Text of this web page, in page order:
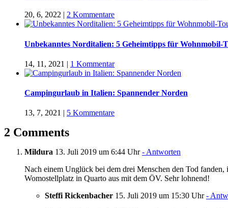
20, 6, 2022 | 2 Kommentare
Unbekanntes Norditalien: 5 Geheimtipps für Wohnmobil-
14, 11, 2021 | 1 Kommentar
Campingurlaub in Italien: Spannender Norden
13, 7, 2021 | 5 Kommentare
2 Comments
Mildura 13. Juli 2019 um 6:44 Uhr- Antworten
Nach einem Unglück bei dem drei Menschen den Tod
Womostellplatz in Quarto aus mit dem ÖV. Sehr lohnend!
Steffi Rickenbacher 15. Juli 2019 um 15:30 Uhr-